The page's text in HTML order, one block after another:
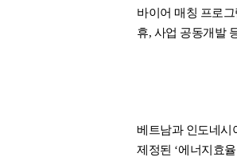
바이어 매칭 프로
휴, 사업 공동개발
베트남과 인도네시
제정된 ‘에너지효